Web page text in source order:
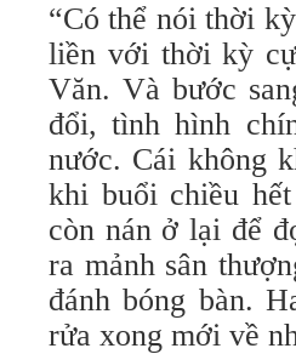
“Có thể nói thời
liền với thời kỳ
Văn. Và bước
đổi, tình hình
nước. Cái không
khi buổi chiều
còn nán ở lại để
ra mảnh sân
đánh bóng bàn.
rửa xong mới về